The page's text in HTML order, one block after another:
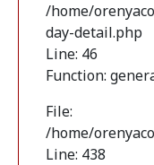
/home/
day-detail.php
Line: 46
Function:
File:
/home/
Line: 438